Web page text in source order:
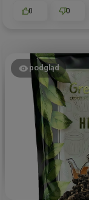
0 0
podgląd